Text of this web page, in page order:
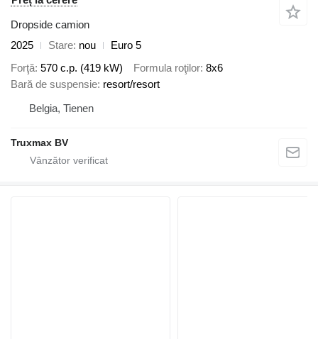
Dropside camion
2025
Stare nou
Euro 5
Forţă 570 c.p. (419 kW) Formula roţilor 8x6
Bară de suspensie resort/resort
Belgia, Tienen
Truxmax BV